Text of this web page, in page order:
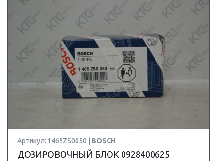
Артикул: 1465ZS0050 | BOSCH
ДОЗИРОВОЧНЫЙ БЛОК 0928400625